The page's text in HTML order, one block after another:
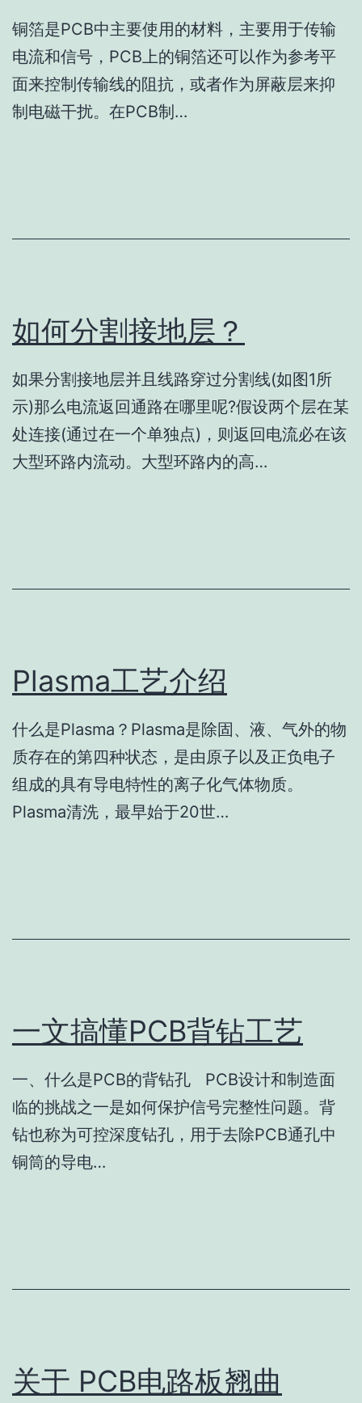
铜箔是PCB中主要使用的材料，主要用于传输
电流和信号，PCB上的铜箔还可以作为参考平
面来控制传输线的阻抗，或者作为屏蔽层来抑
制电磁干扰。在PCB制…
如何分割接地层？
如果分割接地层并且线路穿过分割线(如图1所
示)那么电流返回通路在哪里呢?假设两个层在某
处连接(通过在一个单独点)，则返回电流必在该
大型环路内流动。大型环路内的高…
Plasma工艺介绍
什么是Plasma？Plasma是除固、液、气外的物
质存在的第四种状态，是由原子以及正负电子
组成的具有导电特性的离子化气体物质。
Plasma清洗，最早始于20世…
一文搞懂PCB背钻工艺
一、什么是PCB的背钻孔 PCB设计和制造面
临的挑战之一是如何保护信号完整性问题。背
钻也称为可控深度钻孔，用于去除PCB通孔中
铜筒的导电…
关于 PCB电路板翘曲